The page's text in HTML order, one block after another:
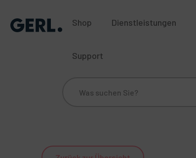
Shop Dienstleistungen
Support